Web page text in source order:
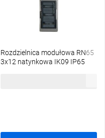
Rozdzielnica modułowa RN65
3x12 natynkowa IK09 IP65